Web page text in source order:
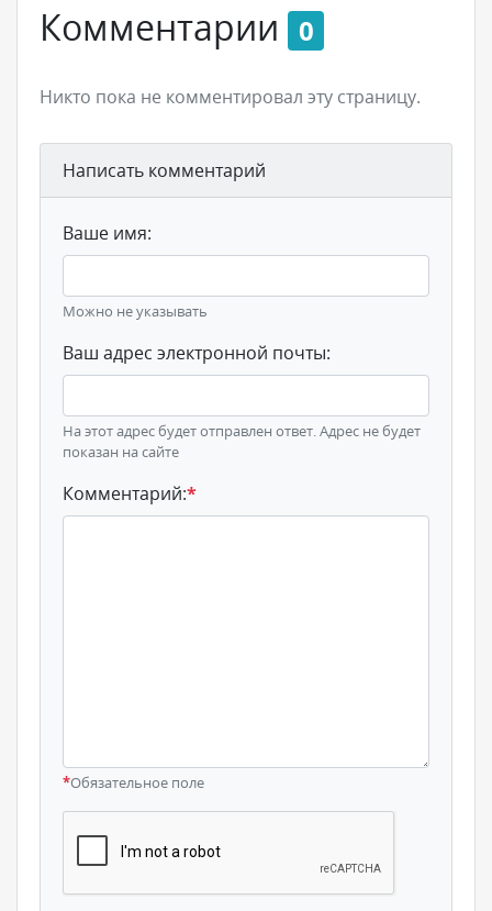
Комментарии 0
Никто пока не комментировал эту страницу.
Написать комментарий
Ваше имя:
Можно не указывать
Ваш адрес электронной почты:
На этот адрес будет отправлен ответ. Адрес не будет
показан на сайте
Комментарий:*
*Обязательное поле